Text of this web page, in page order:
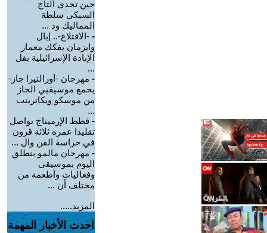
حين تحدى التاج
السبكي سلطة
المماليك ود ...
- -الاقتلاع-.. إيال
وايزمان يفكك معمار
الإبادة الإسرائيلية بفل
...
- مهرجان -أورالتيرا جاز-
يجمع موسيقيي الجاز
من موسكو ويكاترينب
...
- قطط الإرميتاج تواصل
تقليدا عمره ثلاثة قرون
في حراسة الفن وال ...
- مهرجان مالمو ينطلق
اليوم بموسيقى
وفعاليات وأطعمة من
مختلف أن ...
المزيد.....
احدث الأخبار المهمة